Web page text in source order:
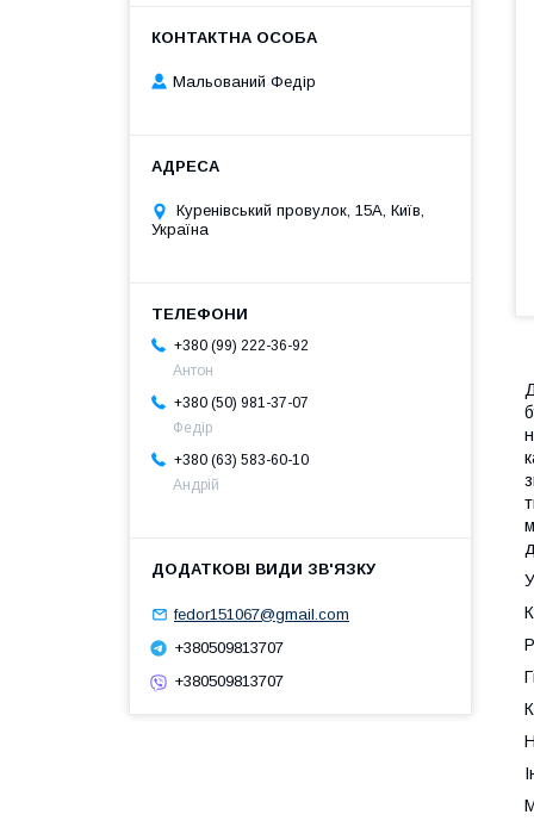
Мальований Федір
Куренівський провулок, 15А, Київ,
Україна
+380 (99) 222-36-92
Антон
+380 (50) 981-37-07
Федір
+380 (63) 583-60-10
Андрій
fedor151067@gmail.com
+380509813707
+380509813707